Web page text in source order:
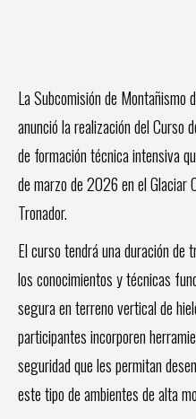
La Subcomisión de Montañismo
anunció la realización del Curso
de formación técnica intensiva
de marzo de 2026 en el Glaciar
Tronador.
El curso tendrá una duración de
los conocimientos y técnicas
segura en terreno vertical de
participantes incorporen
seguridad que les permitan
este tipo de ambientes de alta